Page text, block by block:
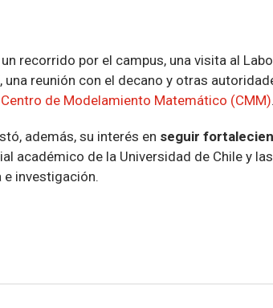
recorrido por el campus, una visita al
reunión con el decano y otras
Centro de Modelamiento Matemático (CMM).
además, su interés en seguir
académico de la Universidad de Chile y
investigación.